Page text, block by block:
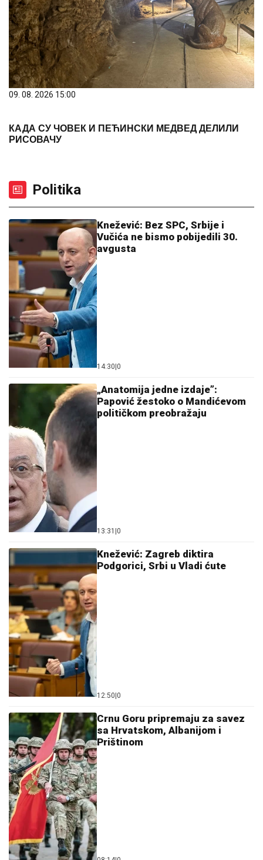
09. 08. 2026 15:00
КАДА СУ ЧОВЕК И ПЕЋИНСКИ МЕДВЕД ДЕЛИЛИ
РИСОВАЧУ
Politika
Knežević: Bez SPC, Srbije i
Vučića ne bismo pobijedili 30.
avgusta
14:30 0
„Anatomija jedne izdaje”:
Papović žestoko o Mandićevom
političkom preobražaju
13:31 0
Knežević: Zagreb diktira
Podgorici, Srbi u Vladi ćute
12:50 0
Crnu Goru pripremaju za savez
sa Hrvatskom, Albanijom i
Prištinom